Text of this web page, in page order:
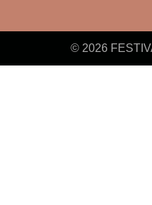
© 2026